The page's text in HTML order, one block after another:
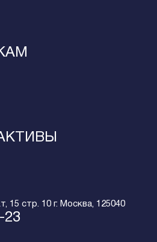
15 стр. 10 г. Москва, 125040
23